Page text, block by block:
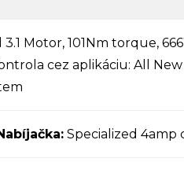
Motor, 101Nm torque,
cez aplikáciu: All New
Specialized 4amp